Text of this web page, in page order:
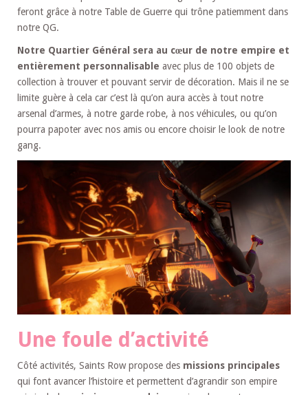
feront grâce à notre Table de Guerre qui trône patiemment dans
notre QG.
Notre Quartier Général sera au cœur de notre empire et
entièrement personnalisable avec plus de 100 objets de
collection à trouver et pouvant servir de décoration. Mais il ne se
limite guère à cela car c’est là qu’on aura accès à tout notre
arsenal d’armes, à notre garde robe, à nos véhicules, ou qu’on
pourra papoter avec nos amis ou encore choisir le look de notre
gang.
Une foule d’activité
Côté activités, Saints Row propose des missions principales
qui font avancer l’histoire et permettent d’agrandir son empire